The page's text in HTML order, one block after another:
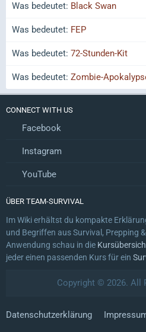
Was bedeutet: Black Swan
Was bedeutet: FEP
Was bedeutet: 72-Stunden-Kit
Was bedeutet: Zombie-
CONNECT WITH US
Facebook
Instagram
YouTube
ÜBER TEAM-SURVIVAL
Im Wiki erhältst du kompakte
und Begriffen aus Survival, Prepping
Anwendung schau in die
jeder einen passenden Kurs für ein
Copyright © 2026. All
Datenschutzerklärung